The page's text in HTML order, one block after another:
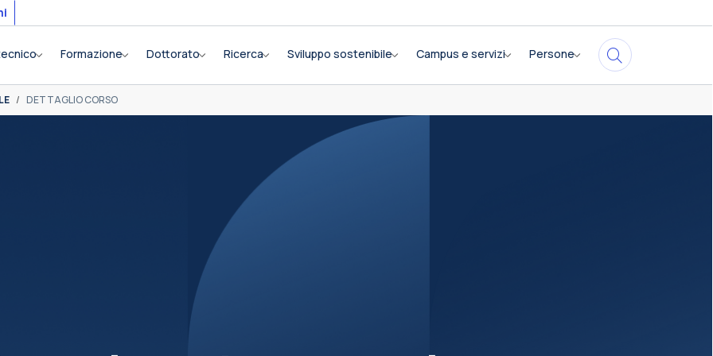
Formazione Dottorato Ricerca Sviluppo sostenibile Campus e servizi Persone
DETTAGLIO CORSO